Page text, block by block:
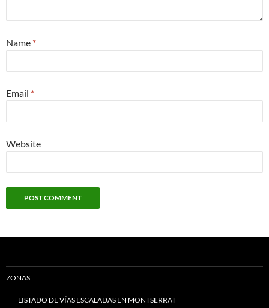
Name *
Email *
Website
ZONAS
LISTADO DE VÍAS ESCALADAS EN MONTSERRAT